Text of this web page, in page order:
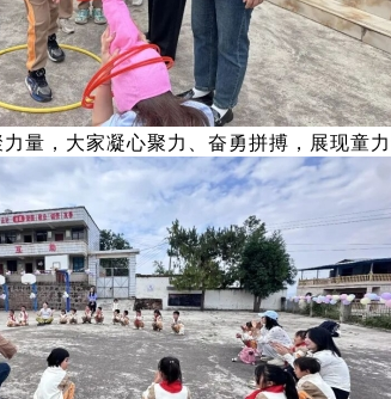
量，大家凝心聚力、奋勇拼搏，展现童力